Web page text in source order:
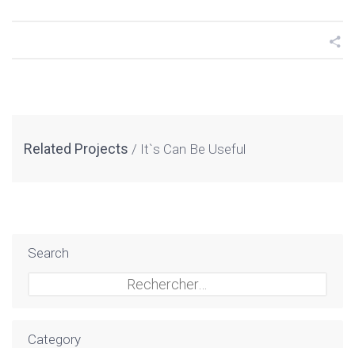
Related Projects It`s Can Be Useful
Search
Category